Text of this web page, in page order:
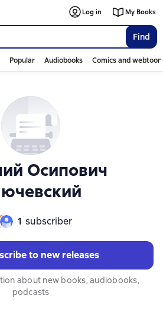
Find
Log in My Books
Popular Audiobooks Comics and
Осипович
1 subscriber
to new releases
about new books, audiobooks,
podcasts